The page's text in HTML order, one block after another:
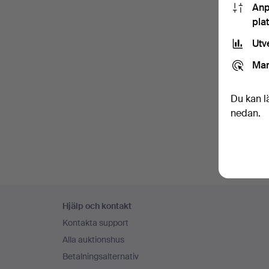
Hjälp och kontakt
Kontakta support
Alla auktionshus
Betalningsalternativ
Du kan
nedan.